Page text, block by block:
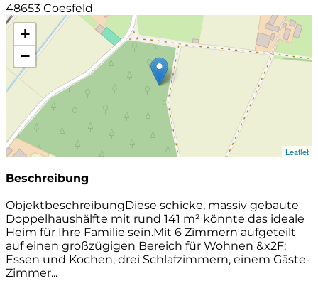
48653 Coesfeld
+
−
Leaflet
Beschreibung
ObjektbeschreibungDiese schicke, massiv gebaute
Doppelhaushälfte mit rund 141 m² könnte das ideale
Heim für Ihre Familie sein.Mit 6 Zimmern aufgeteilt
auf einen großzügigen Bereich für Wohnen &x2F;
Essen und Kochen, drei Schlafzimmern, einem Gäste-
Zimmer...